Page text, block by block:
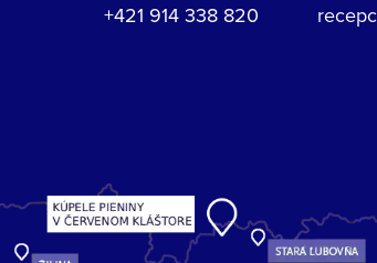
+421 914 338 820